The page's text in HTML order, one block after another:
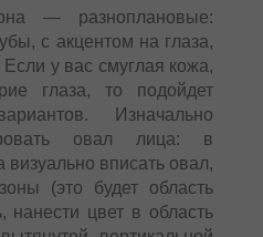
— разноплановые:
с акцентом на глаза,
у вас смуглая кожа,
глаза, то подойдет
Изначально
овал лица: в
вписать овал,
(это будет область
нанести цвет в область